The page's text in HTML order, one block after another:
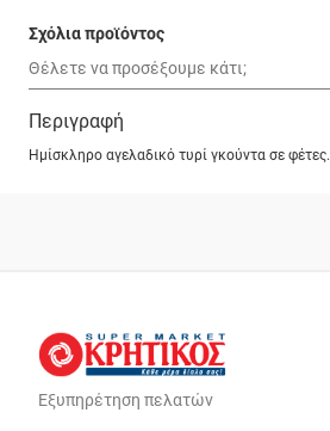
Σχόλια προϊόντος
Περιγραφή
Ημίσκληρο αγελαδικό τυρί γκούντα σε φέτες.
Εξυπηρέτηση πελατών